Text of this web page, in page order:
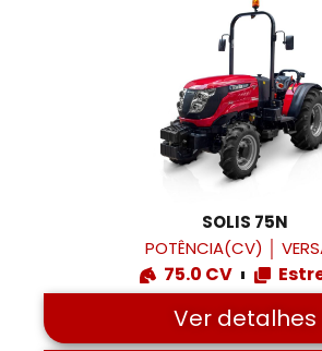
SOLIS 75N
POTÊNCIA(CV)
75.0 CV
Ver detalhes